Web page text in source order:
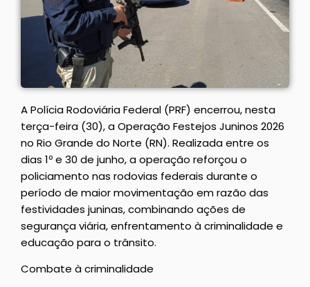
A Polícia Rodoviária Federal (PRF) encerrou, nesta
terça-feira (30), a Operação Festejos Juninos 2026
no Rio Grande do Norte (RN). Realizada entre os
dias 1º e 30 de junho, a operação reforçou o
policiamento nas rodovias federais durante o
período de maior movimentação em razão das
festividades juninas, combinando ações de
segurança viária, enfrentamento à criminalidade e
educação para o trânsito.
Combate à criminalidade